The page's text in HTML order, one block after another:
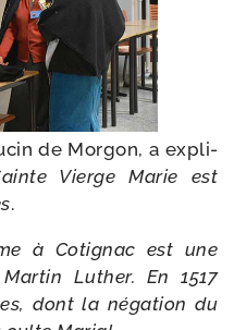
de Morgon, a expli­
Vierge Marie est
.
à Cotignac est une
Luther. En 1517
dont la néga­tion du